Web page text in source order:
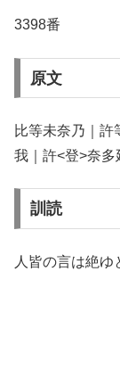
3398番
原文
比等未奈乃｜許
我｜許<登>奈多
訓読
人皆の言は絶